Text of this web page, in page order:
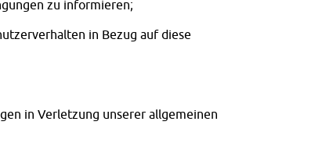
zu informieren;
in Bezug auf diese
in Verletzung unserer allgemeinen